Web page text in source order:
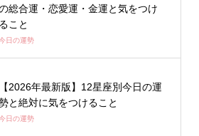
総合運・恋愛運・金運と気をつけ
ること
日の運勢
【2026年最新版】12星座別今日の運
と絶対に気をつけること
日の運勢